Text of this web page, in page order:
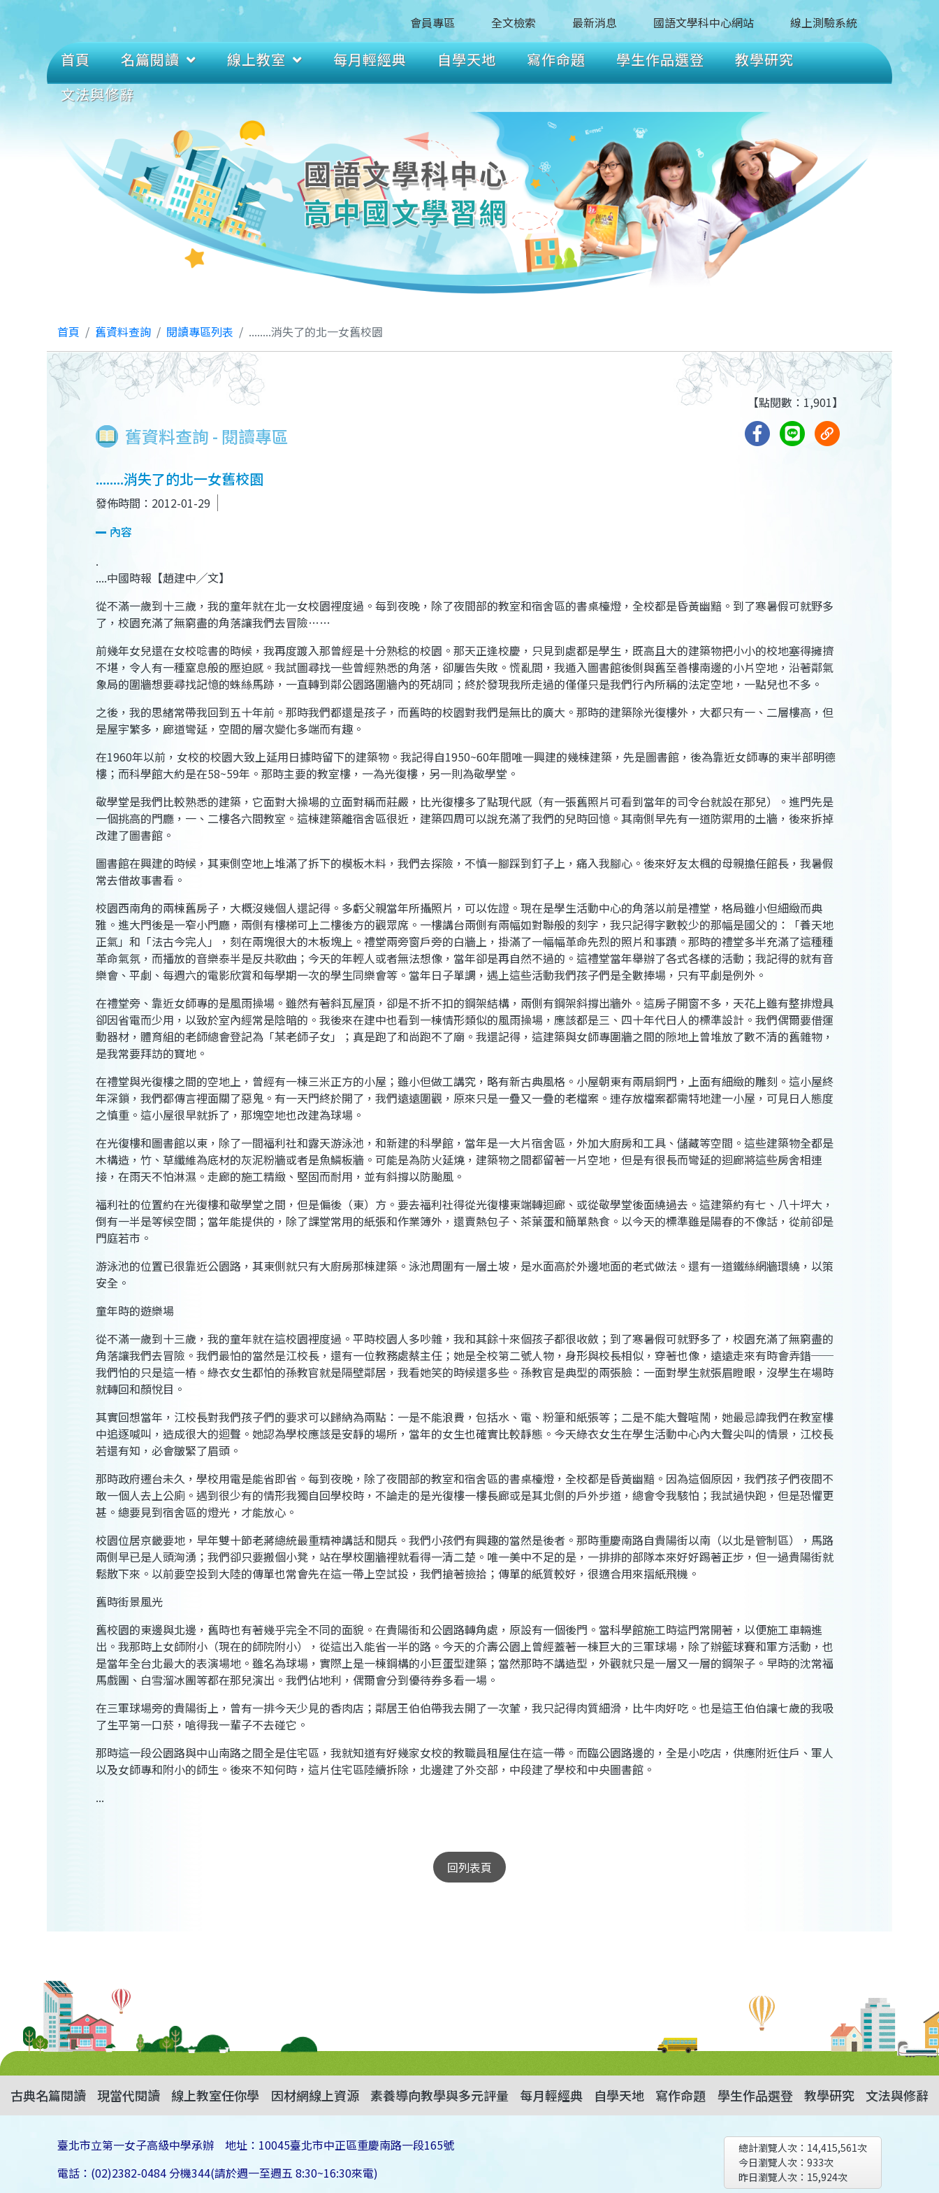
會員專區 全文檢索 最新消息 國語文學科中心網站 線上測驗系統
首頁 名篇閱讀 線上教室 每月輕經典 自學天地 寫作命題 學生作品選登
教學研究
文法與修辭
首頁 舊資料查詢 閱讀專區列表 ........消失了的北一女舊校園
舊資料查詢 - 閱讀專區
【點閱數：1,901】
........消失了的北一女舊校園
發佈時間：2012-01-29
內容
.
....中國時報【趙建中╱文】
從不滿一歲到十三歲，我的童年就在北一女校園裡度過。每到夜晚，除了夜間部的教室和宿舍區的書桌檯燈，全校都是昏黃幽黯。到了寒暑假可就野多
了，校園充滿了無窮盡的角落讓我們去冒險……
前幾年女兒還在女校唸書的時候，我再度踱入那曾經是十分熟稔的校園。那天正逢校慶，只見到處都是學生，既高且大的建築物把小小的校地塞得擁擠
不堪，令人有一種窒息般的壓迫感。我試圖尋找一些曾經熟悉的角落，卻屢告失敗。慌亂間，我遁入圖書館後側與舊至善樓南邊的小片空地，沿著鄰氣
象局的圍牆想要尋找記憶的蛛絲馬跡，一直轉到鄰公園路圍牆內的死胡同；終於發現我所走過的僅僅只是我們行內所稱的法定空地，一點兒也不多。
之後，我的思緒常帶我回到五十年前。那時我們都還是孩子，而舊時的校園對我們是無比的廣大。那時的建築除光復樓外，大都只有一、二層樓高，但
是屋宇繁多，廊道彎延，空間的層次變化多端而有趣。
在1960年以前，女校的校園大致上延用日據時留下的建築物。我記得自1950~60年間唯一興建的幾棟建築，先是圖書館，後為靠近女師專的東半部明德
樓；而科學館大約是在58~59年。那時主要的教室樓，一為光復樓，另一則為敬學堂。
敬學堂是我們比較熟悉的建築，它面對大操場的立面對稱而莊嚴，比光復樓多了點現代感（有一張舊照片可看到當年的司令台就設在那兒）。進門先是
一個挑高的門廳，一、二樓各六間教室。這棟建築離宿舍區很近，建築四周可以說充滿了我們的兒時回憶。其南側早先有一道防禦用的土牆，後來拆掉
改建了圖書館。
圖書館在興建的時候，其東側空地上堆滿了拆下的模板木料，我們去探險，不慎一腳踩到釘子上，痛入我腳心。後來好友太楓的母親擔任館長，我暑假
常去借故事書看。
校園西南角的兩棟舊房子，大概沒幾個人還記得。多虧父親當年所攝照片，可以佐證。現在是學生活動中心的角落以前是禮堂，格局雖小但細緻而典
雅。進大門後是一窄小門廳，兩側有樓梯可上二樓後方的觀眾席。一樓講台兩側有兩幅如對聯般的刻字，我只記得字數較少的那幅是國父的：「養天地
正氣」和「法古今完人」，刻在兩塊很大的木板塊上。禮堂兩旁窗戶旁的白牆上，掛滿了一幅幅革命先烈的照片和事蹟。那時的禮堂多半充滿了這種種
革命氣氛，而播放的音樂泰半是反共歌曲；今天的年輕人或者無法想像，當年卻是再自然不過的。這禮堂當年舉辦了各式各樣的活動；我記得的就有音
樂會、平劇、每週六的電影欣賞和每學期一次的學生同樂會等。當年日子單調，遇上這些活動我們孩子們是全數捧場，只有平劇是例外。
在禮堂旁、靠近女師專的是風雨操場。雖然有著斜瓦屋頂，卻是不折不扣的鋼架結構，兩側有鋼架斜撐出牆外。這房子開窗不多，天花上雖有整排燈具
卻因省電而少用，以致於室內經常是陰暗的。我後來在建中也看到一棟情形類似的風雨操場，應該都是三、四十年代日人的標準設計。我們偶爾要借運
動器材，體育組的老師總會登記為「某老師子女」；真是跑了和尚跑不了廟。我還記得，這建築與女師專圍牆之間的隙地上曾堆放了數不清的舊雜物，
是我常要拜訪的寶地。
在禮堂與光復樓之間的空地上，曾經有一棟三米正方的小屋；雖小但做工講究，略有新古典風格。小屋朝東有兩扇銅門，上面有細緻的雕刻。這小屋終
年深鎖，我們都傳言裡面關了惡鬼。有一天門終於開了，我們遠遠圍觀，原來只是一疊又一疊的老檔案。連存放檔案都需特地建一小屋，可見日人態度
之慎重。這小屋很早就拆了，那塊空地也改建為球場。
在光復樓和圖書館以東，除了一間福利社和露天游泳池，和新建的科學館，當年是一大片宿舍區，外加大廚房和工具、儲藏等空間。這些建築物全都是
木構造，竹、草纖維為底材的灰泥粉牆或者是魚鱗板牆。可能是為防火延燒，建築物之間都留著一片空地，但是有很長而彎延的迴廊將這些房舍相連
接，在雨天不怕淋濕。走廊的施工精緻、堅固而耐用，並有斜撐以防颱風。
福利社的位置約在光復樓和敬學堂之間，但是偏後（東）方。要去福利社得從光復樓東端轉迴廊、或從敬學堂後面繞過去。這建築約有七、八十坪大，
倒有一半是等候空間；當年能提供的，除了課堂常用的紙張和作業簿外，還賣熱包子、茶葉蛋和簡單熱食。以今天的標準雖是陽春的不像話，從前卻是
門庭若市。
游泳池的位置已很靠近公園路，其東側就只有大廚房那棟建築。泳池周圍有一層土坡，是水面高於外邊地面的老式做法。還有一道鐵絲網牆環繞，以策
安全。
童年時的遊樂場
從不滿一歲到十三歲，我的童年就在這校園裡度過。平時校園人多吵雜，我和其餘十來個孩子都很收斂；到了寒暑假可就野多了，校園充滿了無窮盡的
角落讓我們去冒險。我們最怕的當然是江校長，還有一位教務處蔡主任；她是全校第二號人物，身形與校長相似，穿著也像，遠遠走來有時會弄錯──
我們怕的只是這一樁。綠衣女生都怕的孫教官就是隔壁鄰居，我看她笑的時候還多些。孫教官是典型的兩張臉：一面對學生就張眉瞪眼，沒學生在場時
就轉回和顏悅目。
其實回想當年，江校長對我們孩子們的要求可以歸納為兩點：一是不能浪費，包括水、電、粉筆和紙張等；二是不能大聲喧鬧，她最忌諱我們在教室樓
中追逐喊叫，造成很大的迴聲。她認為學校應該是安靜的場所，當年的女生也確實比較靜態。今天綠衣女生在學生活動中心內大聲尖叫的情景，江校長
若還有知，必會皺緊了眉頭。
那時政府遷台未久，學校用電是能省即省。每到夜晚，除了夜間部的教室和宿舍區的書桌檯燈，全校都是昏黃幽黯。因為這個原因，我們孩子們夜間不
敢一個人去上公廁。遇到很少有的情形我獨自回學校時，不論走的是光復樓一樓長廊或是其北側的戶外步道，總會令我駭怕；我試過快跑，但是恐懼更
甚。總要見到宿舍區的燈光，才能放心。
校園位居京畿要地，早年雙十節老蔣總統最重精神講話和閱兵。我們小孩們有興趣的當然是後者。那時重慶南路自貴陽街以南（以北是管制區），馬路
兩側早已是人頭洶湧；我們卻只要搬個小凳，站在學校圍牆裡就看得一清二楚。唯一美中不足的是，一排排的部隊本來好好踢著正步，但一過貴陽街就
鬆散下來。以前要空投到大陸的傳單也常會先在這一帶上空試投，我們搶著撿拾；傳單的紙質較好，很適合用來摺紙飛機。
舊時街景風光
舊校園的東邊與北邊，舊時也有著幾乎完全不同的面貌。在貴陽街和公園路轉角處，原設有一個後門。當科學館施工時這門常開著，以便施工車輛進
出。我那時上女師附小（現在的師院附小），從這出入能省一半的路。今天的介壽公園上曾經蓋著一棟巨大的三軍球場，除了辦籃球賽和軍方活動，也
是當年全台北最大的表演場地。雖名為球場，實際上是一棟鋼構的小巨蛋型建築；當然那時不講造型，外觀就只是一層又一層的鋼架子。早時的沈常福
馬戲團、白雪溜冰團等都在那兒演出。我們佔地利，偶爾會分到優待券多看一場。
在三軍球場旁的貴陽街上，曾有一排今天少見的香肉店；鄰居王伯伯帶我去開了一次葷，我只記得肉質細滑，比牛肉好吃。也是這王伯伯讓七歲的我吸
了生平第一口菸，嗆得我一輩子不去碰它。
那時這一段公園路與中山南路之間全是住宅區，我就知道有好幾家女校的教職員租屋住在這一帶。而臨公園路邊的，全是小吃店，供應附近住戶、軍人
以及女師專和附小的師生。後來不知何時，這片住宅區陸續拆除，北邊建了外交部，中段建了學校和中央圖書館。
...
回列表頁
古典名篇閱讀 現當代閱讀 線上教室任你學 因材網線上資源 素養導向教學與多元評量 每月輕經典 自學天地 寫作命題 學生作品選登 教學研究 文法與修辭
臺北市立第一女子高級中學承辦 地址：10045臺北市中正區重慶南路一段165號
電話：(02)2382-0484 分機344(請於週一至週五 8:30~16:30來電)
總計瀏覽人次： 14,415,561次
今日瀏覽人次： 933次
昨日瀏覽人次： 15,924次